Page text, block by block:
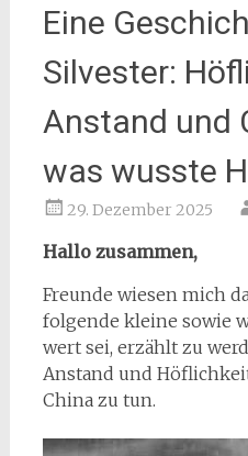
Eine
Silvester:
Anstand und
was wusste
29. Dezember 2025
Hallo zusammen,
Freunde wiesen mich
folgende kleine sowie
wert sei, erzählt zu
Anstand und
China zu tun.